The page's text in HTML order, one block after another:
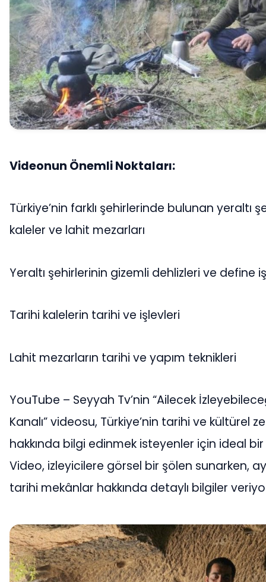
Videonun Önemli Noktaları:
Türkiye’nin farklı şehirlerinde bulunan yeraltı
kaleler ve lahit mezarları
Yeraltı şehirlerinin gizemli dehlizleri ve define
Tarihi kalelerin tarihi ve işlevleri
Lahit mezarların tarihi ve yapım teknikleri
YouTube – Seyyah Tv’nin “Ailecek
Kanalı” videosu, Türkiye’nin tarihi ve kültürel
hakkında bilgi edinmek isteyenler için ideal
Video, izleyicilere görsel bir şölen sunarken,
tarihi mekânlar hakkında detaylı bilgiler